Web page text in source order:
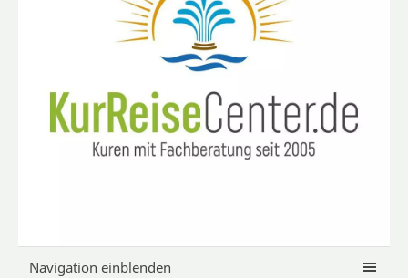
Navigation einblenden